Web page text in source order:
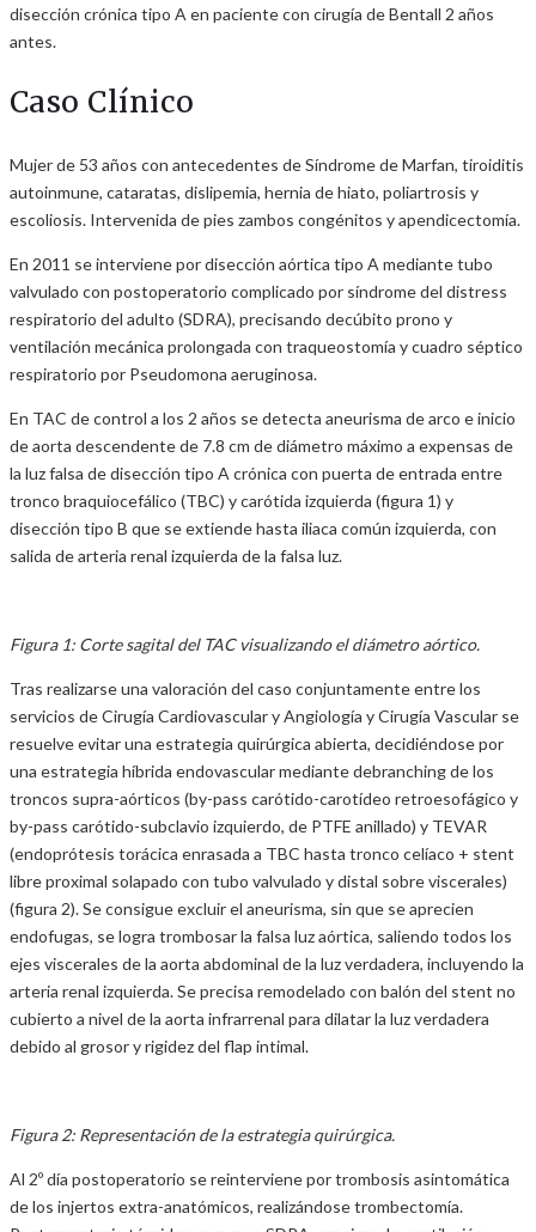
disección crónica tipo A en paciente con cirugía de Bentall 2 años
antes.
Caso Clínico
Mujer de 53 años con antecedentes de Síndrome de Marfan, tiroiditis
autoinmune, cataratas, dislipemia, hernia de hiato, poliartrosis y
escoliosis. Intervenida de pies zambos congénitos y apendicectomía.
En 2011 se interviene por disección aórtica tipo A mediante tubo
valvulado con postoperatorio complicado por síndrome del distress
respiratorio del adulto (SDRA), precisando decúbito prono y
ventilación mecánica prolongada con traqueostomía y cuadro séptico
respiratorio por Pseudomona aeruginosa.
En TAC de control a los 2 años se detecta aneurisma de arco e inicio
de aorta descendente de 7.8 cm de diámetro máximo a expensas de
la luz falsa de disección tipo A crónica con puerta de entrada entre
tronco braquiocefálico (TBC) y carótida izquierda (figura 1) y
disección tipo B que se extiende hasta iliaca común izquierda, con
salida de arteria renal izquierda de la falsa luz.
Figura 1: Corte sagital del TAC visualizando el diámetro aórtico.
Tras realizarse una valoración del caso conjuntamente entre los
servicios de Cirugía Cardiovascular y Angiología y Cirugía Vascular se
resuelve evitar una estrategia quirúrgica abierta, decidiéndose por
una estrategia híbrida endovascular mediante debranching de los
troncos supra-aórticos (by-pass carótido-carotídeo retroesofágico y
by-pass carótido-subclavio izquierdo, de PTFE anillado) y TEVAR
(endoprótesis torácica enrasada a TBC hasta tronco celíaco + stent
libre proximal solapado con tubo valvulado y distal sobre viscerales)
(figura 2). Se consigue excluir el aneurisma, sin que se aprecien
endofugas, se logra trombosar la falsa luz aórtica, saliendo todos los
ejes viscerales de la aorta abdominal de la luz verdadera, incluyendo la
arteria renal izquierda. Se precisa remodelado con balón del stent no
cubierto a nivel de la aorta infrarrenal para dilatar la luz verdadera
debido al grosor y rigidez del flap intimal.
Figura 2: Representación de la estrategia quirúrgica.
Al 2º día postoperatorio se reinterviene por trombosis asintomática
de los injertos extra-anatómicos, realizándose trombectomía.